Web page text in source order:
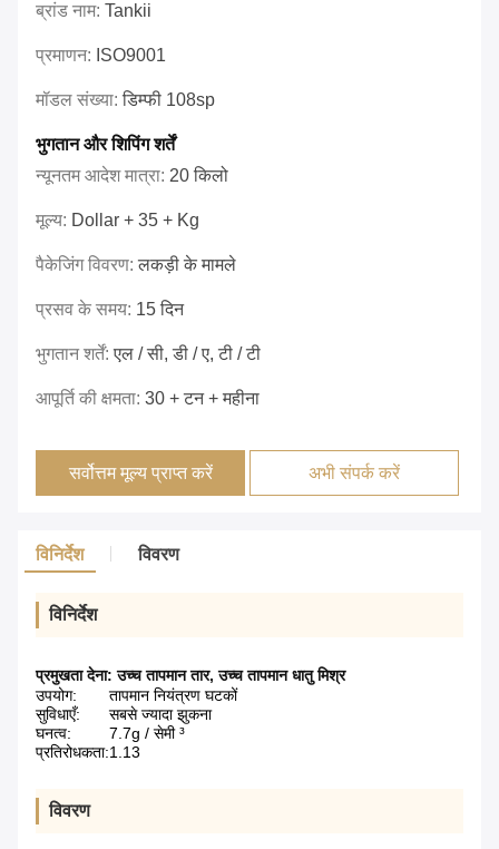
ब्रांड नाम: Tankii
प्रमाणन: ISO9001
मॉडल संख्या:डिम्फी 108sp
भुगतान और शिपिंग शर्तें
न्यूनतम आदेश मात्रा: 20 किलो
मूल्य: Dollar + 35 + Kg
पैकेजिंग विवरण:लकड़ी के मामले
प्रसव के समय: 15 दिन
भुगतान शर्तें:एल / सी, डी / ए, टी / टी
आपूर्ति की क्षमता: 30 + टन + महीना
सर्वोत्तम मूल्य प्राप्त करें अभी संपर्क करें
विनिर्देश विवरण
विनिर्देश
प्रमुखता देना:उच्च तापमान तार,उच्च तापमान धातु मिश्र
उपयोग:
तापमान नियंत्रण घटकों
सुविधाएँ:
सबसे ज्यादा झुकना
घनत्व:
7.7g / सेमी ³
प्रतिरोधकता:1.13
विवरण